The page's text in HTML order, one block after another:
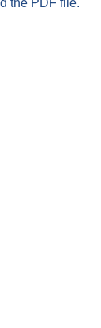
the PDF file.